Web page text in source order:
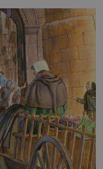
zemí a k tomu